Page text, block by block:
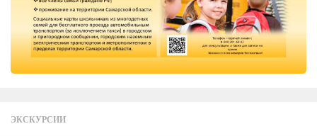
ЭКСКУРСИИ